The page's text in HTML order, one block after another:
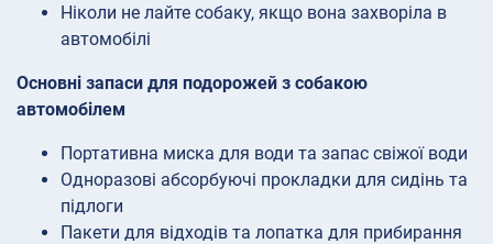
Ніколи не лайте собаку, якщо вона захворіла в
автомобілі
Основні запаси для подорожей з собакою
автомобілем
Портативна миска для води та запас свіжої води
Одноразові абсорбуючі прокладки для сидінь та
підлоги
Пакети для відходів та лопатка для прибирання